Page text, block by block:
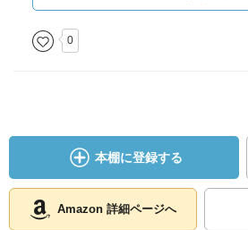
あるが、国は志木市の特区申請を門
・財政投融資は、合計５５兆円ある
っていて、それらが無駄を生んでい
0
本棚に登録する
Amazon 詳細ページへ